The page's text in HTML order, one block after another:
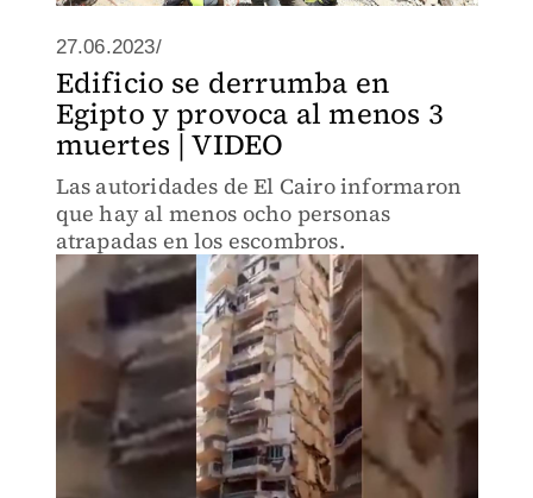
27.06.2023/
Edificio se derrumba en
Egipto y provoca al menos 3
muertes | VIDEO
Las autoridades de El Cairo informaron
que hay al menos ocho personas
atrapadas en los escombros.